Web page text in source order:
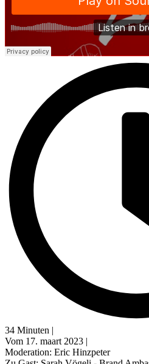
34 Minuten |
Vom 17. maart 2023 |
Moderation: Eric Hinzpeter